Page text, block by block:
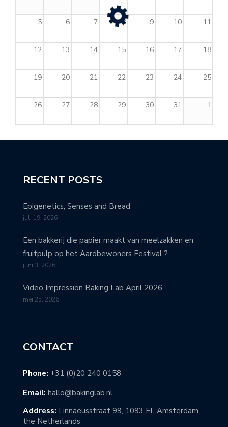
5 6 7 8 9 10 11
12 13 14 15 16 17 18
19 20 21 22 23 24 25
26 27 28 29 30 31 1
RECENT POSTS
Epigenetics, Senses and Bread
juli 19, 2026
Een bakkerij die papier maakt van meelzakken en
fruitpulp op het Aardbewoners Festival ?
juni 3, 2026
Video Impression Baking Lab April 2026
mei 25, 2026
CONTACT
Phone: +31 (0)20 240 0158
Email: hallo@bakinglab.nl
Address: Linnaeusstraat 99, 1093 EL Amsterdam,
the Netherlands